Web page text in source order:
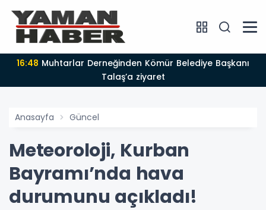
16:48
Talaş’a ziyaret
Anasayfa Güncel
Meteoroloji, Kurban
Bayramı’nda hava
durumunu açıkladı!